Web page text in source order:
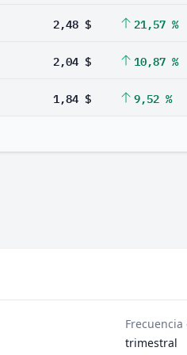
2,48 $ 21,57 %
2,04 $ 10,87 %
1,84 $ 9,52 %
trimestral